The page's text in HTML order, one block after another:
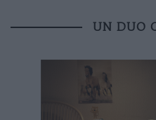
UN DUO